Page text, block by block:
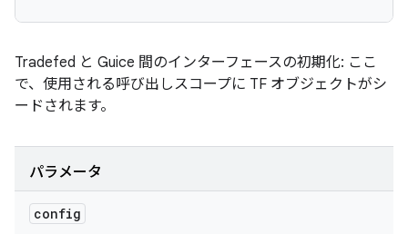
Tradefed と Guice 間のインターフェースの初期化: ここ
で、使用される呼び出しスコープに TF オブジェクトがシ
ードされます。
パラメータ
config